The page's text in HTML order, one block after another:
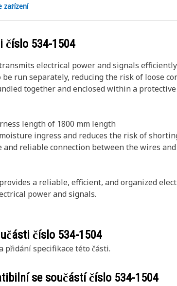
zařízení
číslo 534-1504
electrical power and signals
run separately, reducing the risk of loose
together and enclosed within a
length of 1800 mm length
ingress and reduces the risk of
and reliable connection between the wires
a reliable, efficient, and organized
power and signals.
číslo 534-1504
přidání specifikace této části.
se součástí číslo 534-1504